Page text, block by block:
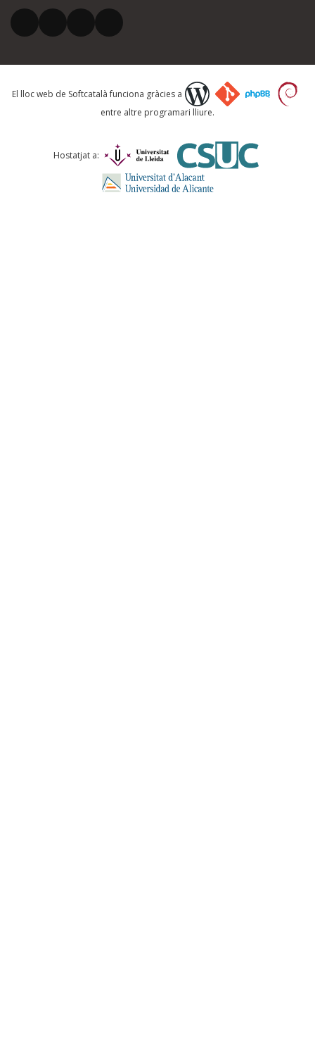
El vostre correu electrònic *
Què proposeu?
Comentari *
El lloc web de Softcatalà funciona gràcies a
entre altre programari lliure.
Hostatjat a: